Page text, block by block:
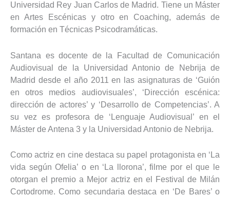
Universidad Rey Juan Carlos de Madrid. Tiene un Máster
en Artes Escénicas y otro en Coaching, además de
formación en Técnicas Psicodramáticas.
Santana es docente de la Facultad de Comunicación
Audiovisual de la Universidad Antonio de Nebrija de
Madrid desde el año 2011 en las asignaturas de ‘Guión
en otros medios audiovisuales’, ‘Dirección escénica:
dirección de actores’ y ‘Desarrollo de Competencias’. A
su vez es profesora de ‘Lenguaje Audiovisual’ en el
Máster de Antena 3 y la Universidad Antonio de Nebrija.
Como actriz en cine destaca su papel protagonista en ‘La
vida según Ofelia’ o en ‘La llorona’, filme por el que le
otorgan el premio a Mejor actriz en el Festival de Milán
Cortodrome. Como secundaria destaca en ‘De Bares’ o